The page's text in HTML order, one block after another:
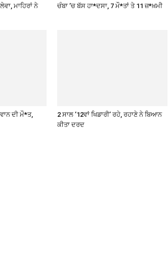
ਮਾਹਿਰਾਂ ਨੇ
ਚੰਬਾ ’ਚ ਬੱਸ ਹਾ*ਦਸਾ, 7 ਮੌ*ਤਾਂ ਤੇ 11 ਜ਼*ਖ਼ਮੀ
ਦੀ ਮੌ*ਤ,
2 ਸਾਲ ’12ਵਾਂ ਖਿਡਾਰੀ’ ਰਹੇ, ਰਹਾਣੇ ਨੇ ਬਿਆਨ
ਕੀਤਾ ਦਰਦ